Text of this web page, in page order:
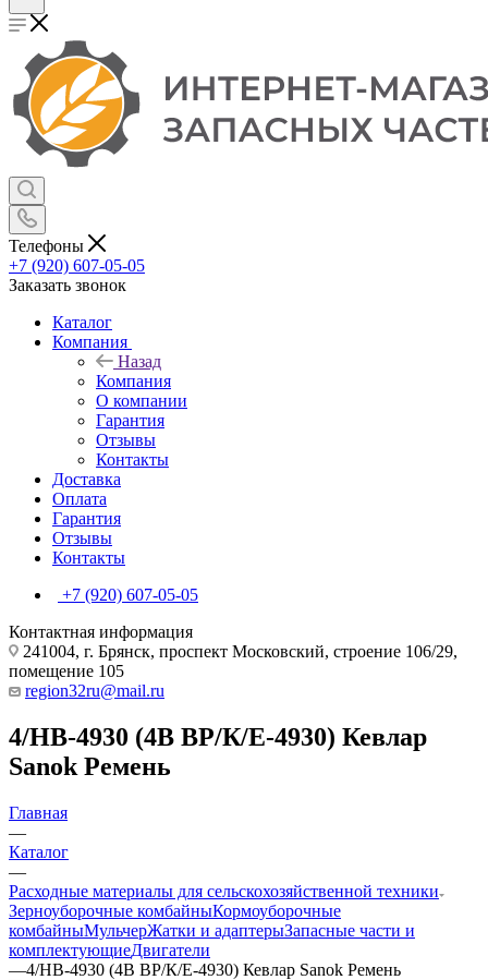
Телефоны
+7 (920) 607-05-05
Заказать звонок
Каталог
Компания
Назад
Компания
О компании
Гарантия
Отзывы
Контакты
Доставка
Оплата
Гарантия
Отзывы
Контакты
+7 (920) 607-05-05
Контактная информация
241004, г. Брянск, проспект Московский, строение 106/29,
помещение 105
region32ru@mail.ru
4/НВ-4930 (4В ВР/К/Е-4930) Кевлар
Sanok Ремень
Главная
—
Каталог
—
Расходные материалы для сельскохозяйственной техники
Зерноуборочные комбайныКормоуборочные
комбайныМульчерЖатки и адаптерыЗапасные части и
комплектующиеДвигатели
—4/НВ-4930 (4В ВР/К/Е-4930) Кевлар Sanok Ремень